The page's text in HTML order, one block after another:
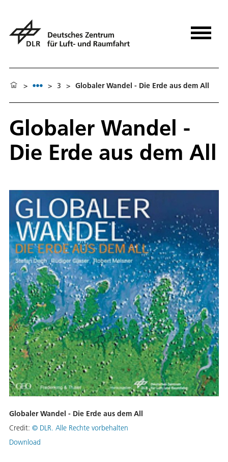
> > 3 > Globaler Wandel - Die Erde aus dem All
Globaler Wandel -
Die Erde aus dem All
Globaler Wandel - Die Erde aus dem All
Credit: © DLR. Alle Rechte vorbehalten
Download